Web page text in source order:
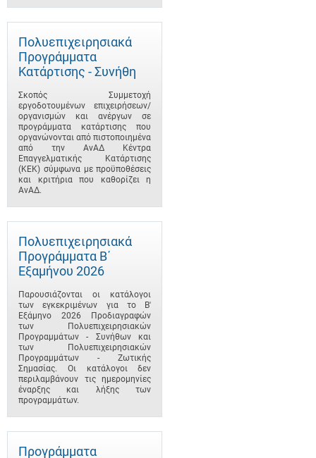
Πολυεπιχειρησιακά
Προγράμματα
Κατάρτισης - Συνήθη
Σκοπός Συμμετοχή
εργοδοτουμένων επιχειρήσεων/
οργανισμών και ανέργων σε
προγράμματα κατάρτισης που
οργανώνονται από πιστοποιημένα
από την ΑνΑΔ Κέντρα
Επαγγελματικής Κατάρτισης
(ΚΕΚ) σύμφωνα με προϋποθέσεις
και κριτήρια που καθορίζει η
ΑνΑΔ.
Πολυεπιχειρησιακά
Προγράμματα B΄
Εξαμήνου 2026
Παρουσιάζονται οι κατάλογοι
των εγκεκριμένων για το B'
Εξάμηνο 2026 Προδιαγραφών
των Πολυεπιχειρησιακών
Προγραμμάτων - Συνήθων και
των Πολυεπιχειρησιακών
Προγραμμάτων - Ζωτικής
Σημασίας. Οι κατάλογοι δεν
περιλαμβάνουν τις ημερομηνίες
έναρξης και λήξης των
προγραμμάτων.
Προγράμματα